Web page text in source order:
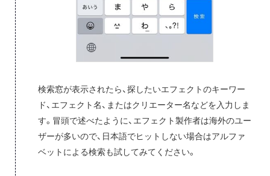
検索窓が表示されたら、探したいエフェクトのキーワー
ド、エフェクト名、またはクリエーター名などを入力しま
す。冒頭で述べたように、エフェクト製作者は海外のユー
ザーが多いので、日本語でヒットしない場合はアルファ
ベットによる検索も試してみてください。